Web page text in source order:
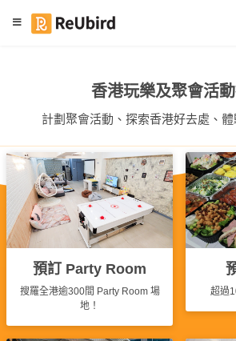
登
註
冊
務
香港玩樂及聚會活
計劃聚會活動、探索香港好去處、
預訂 Party Room
搜羅全港逾300間 Party Room 場
地！
超過